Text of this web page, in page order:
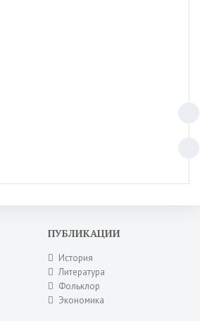
ПУБЛИКАЦИИ
История
Литература
Фольклор
Экономика